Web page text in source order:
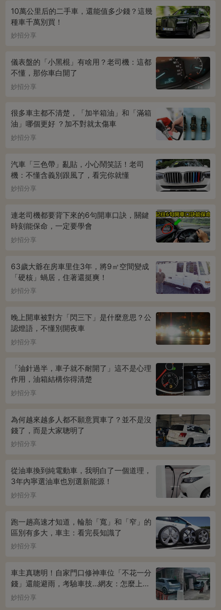
10萬公里后的二手車，還能值多少錢？這幾
種車千萬別買！
妙招分享
儀表盤的「小黑棍」有啥用？老司機：這都
不懂，那你車白開了
妙招分享
很多車主都不清楚，「加半箱油」和「滿箱
油」哪個更好 ？加不對就太傷車
妙招分享
汽車「三色帶」亂貼，小心鬧笑話！老司
機：不懂含義別跟風了，看完你就懂
妙招分享
連老司機都要背下來的6句開車口訣，關鍵
時刻能保命，一定要學會
妙招分享
63歲大爺在房車里住3年，將9㎡空間變成
「硬核」蝸居，住著還挺爽！
妙招分享
晚上開車被對方「閃三下」是什麼意思？公
認燈語，不懂別開夜車
妙招分享
「油針過半，車子就不耐開了」這不是心理
作用，油箱結構你得清楚
妙招分享
為何越來越多人都不願意買車了？並不是沒
錢了，而是大家聰明了
妙招分享
從油車換到純電動車，我明白了一個道理，
3年內寧選油車也別選新能源！
妙招分享
跑一趟高速才知道，輪胎「寬」和「窄」的
區別有多大，車主：看完長知識了
妙招分享
車主真聰明！自家門口修神車位「不花一分
錢」還能避雨，考驗車技...網友：怎麼上下
車
妙招分享